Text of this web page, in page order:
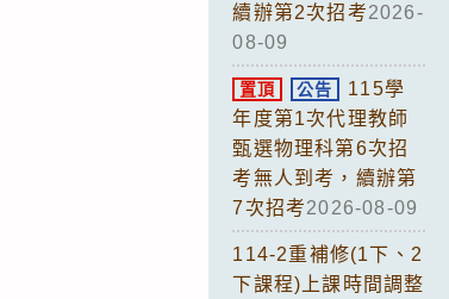
續辦第2次招考2026-
08-09
置頂 公告
115學
年度第1次代理教師
甄選物理科第6次招
考無人到考，續辦第
7次招考2026-08-09
114-2重補修(1下、2
下課程)上課時間調整